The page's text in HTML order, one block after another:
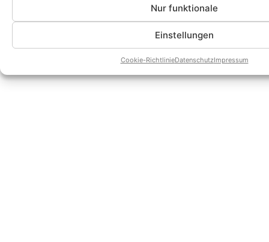
Nur funktionale
Einstellungen
Cookie-RichtlinieDatenschutzImpressum